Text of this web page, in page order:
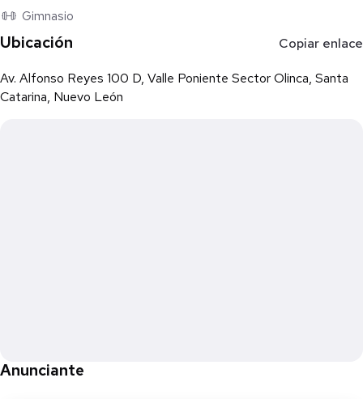
Gimnasio
Ubicación Copiar enlace
Av. Alfonso Reyes 100 D, Valle Poniente Sector Olinca, Santa
Catarina, Nuevo León
Anunciante